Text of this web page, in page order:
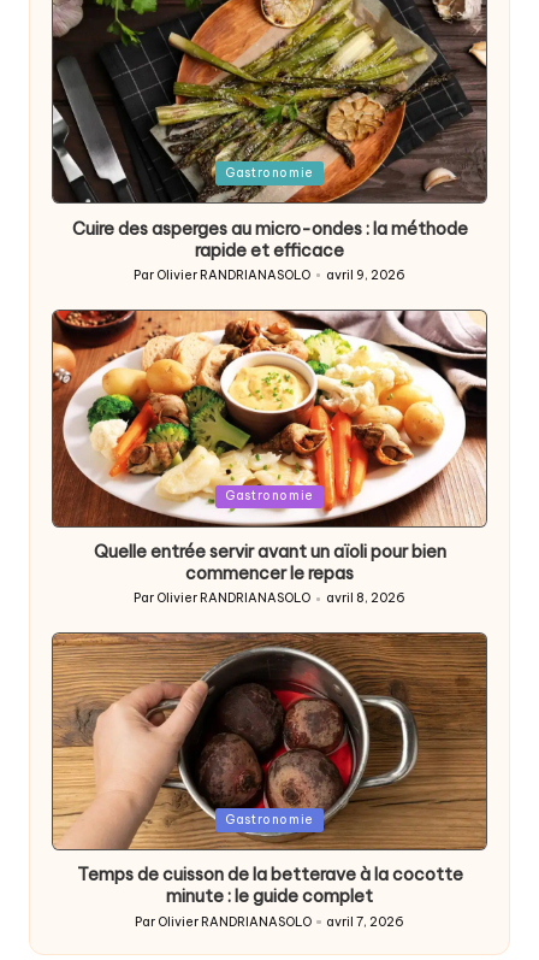
Posted
Gastronomie
Cuire des asperges au micro-ondes : la méthode
rapide et efficace
Posted
Par Olivier RANDRIANASOLO avril 9, 2026
Posted
in
Gastronomie
Quelle entrée servir avant un aïoli pour bien
commencer le repas
Posted
by
Par Olivier RANDRIANASOLO avril 8, 2026
Posted
Gastronomie
Temps de cuisson de la betterave à la cocotte
minute : le guide complet
Posted
by
Par Olivier RANDRIANASOLO avril 7, 2026